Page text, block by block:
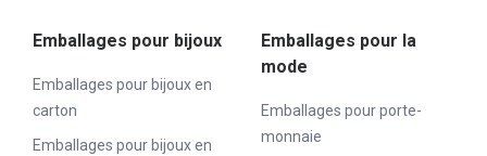
Emballages pour bijoux
Emballages pour bijoux en
carton
Emballages pour bijoux en
Emballages pour la
mode
Emballages pour porte-
monnaie